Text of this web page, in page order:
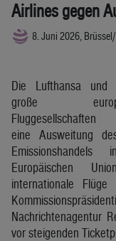
Airlines gegen
8. Juni 2026,
Die Lufthansa und
große
Fluggesellschaften
eine Ausweitung
Europäischen
internationale
Nachrichtenagentur
vor steigenden